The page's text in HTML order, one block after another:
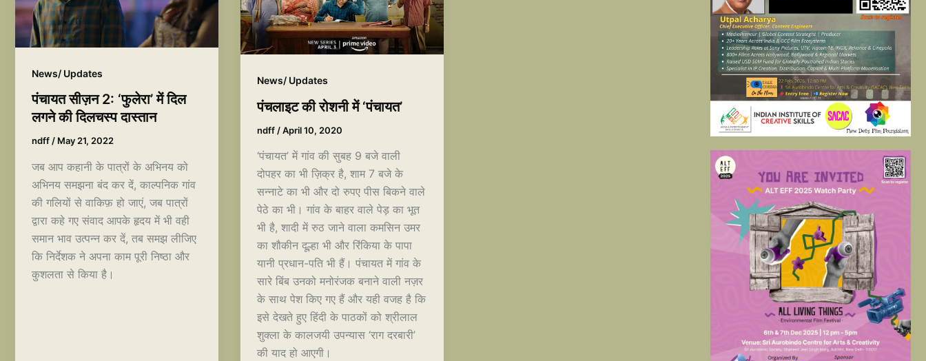
News/ Updates
पंचायत सीज़न 2: ‘फुलेरा’ में दिल
लगने की दिलचस्प दास्तान
ndff/ May 21, 2022
जब आप कहानी के पात्रों के अभिनय को
अभिनय समझना बंद कर दें, काल्पनिक गांव
की गलियों से वाकिफ़ हो जाएं, जब पात्रों
द्वारा कहे गए संवाद आपके हृदय में भी वही
समान भाव उत्पन्न कर दें, तब समझ लीजिए
कि निर्देशक ने अपना काम पूरी निष्ठा और
कुशलता से किया है।
News/ Updates
पंचलाइट की रोशनी में ‘पंचायत’
ndff /April 10, 2020
‘पंचायत’ में गांव की सुबह 9 बजे वाली
दोपहर का भी ज़िक्र है, शाम 7 बजे के
सन्नाटे का भी और दो रुपए पीस बिकने वाले
पेठे का भी। गांव के बाहर वाले पेड़ का भूत
भी है, शादी में रुठ जाने वाला कमसिन उमर
का शौकीन दूल्हा भी और रिंकिया के पापा
यानी प्रधान-पति भी हैं। पंचायत में गांव के
सारे बिंब उनको मनोरंजक बनाने वाली नज़र
के साथ पेश किए गए हैं और यही वजह है कि
इसे देखते हुए हिंदी के पाठकों को श्रीलाल
शुक्ला के कालजयी उपन्यास ‘राग दरबारी’
की याद हो आएगी।